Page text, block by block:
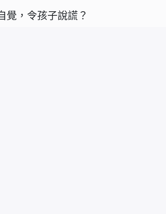
覺，令孩子說謊？